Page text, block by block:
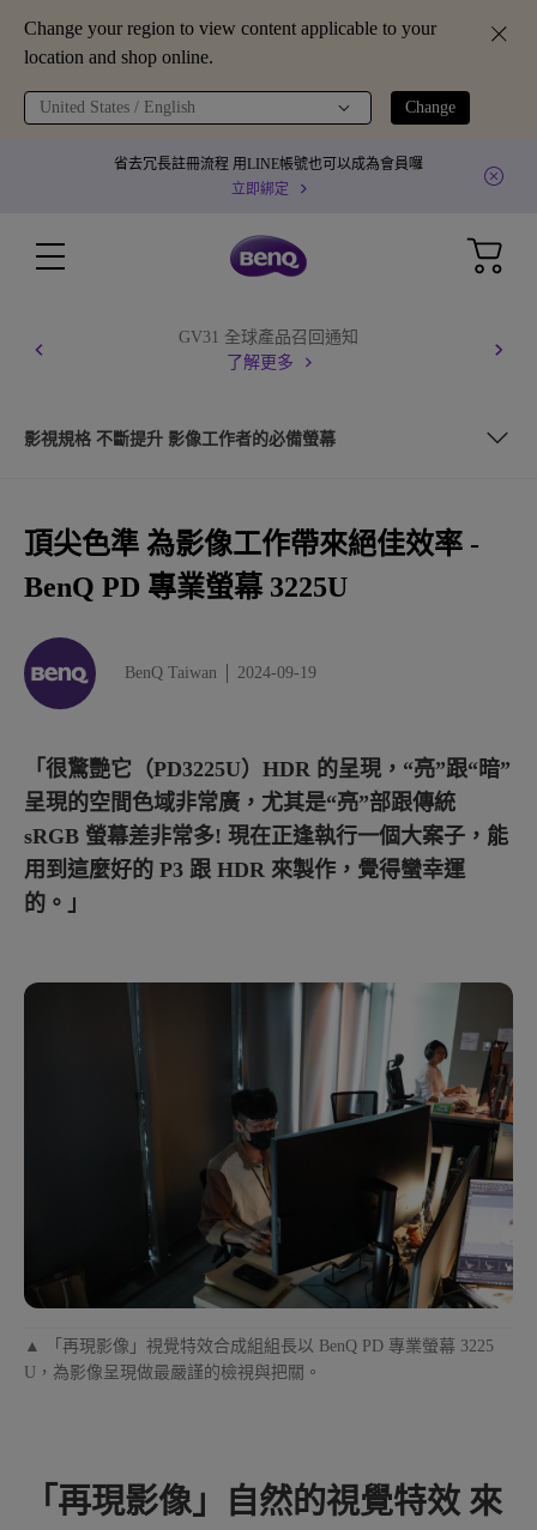
Change your region to view content applicable to your
location and shop online.
United States / English Change
省去冗長註冊流程 用LINE帳號也可以成為會員囉
立即綁定
GV31 全球產品召回通知
了解更多
影視規格 不斷提升 影像工作者的必備螢幕
BenQ PD3225U 專業螢幕 更廣、更精準的顏色表現
32 吋畫面更大 HDR 細節更多 更有效率把關影像品質
頂尖色準 為影像工作帶來絕佳效率 -
BenQ PD 專業螢幕 3225U
BenQ Taiwan 2024-09-19
「很驚艷它（PD3225U）HDR 的呈現，“亮”跟“暗”
呈現的空間色域非常廣，尤其是“亮”部跟傳統
sRGB 螢幕差非常多! 現在正逢執行一個大案子，能
用到這麼好的 P3 跟 HDR 來製作，覺得蠻幸運
的。」
▲ 「再現影像」視覺特效合成組組長以 BenQ PD 專業螢幕 3225
U，為影像呈現做最嚴謹的檢視與把關。
「再現影像」自然的視覺特效 來